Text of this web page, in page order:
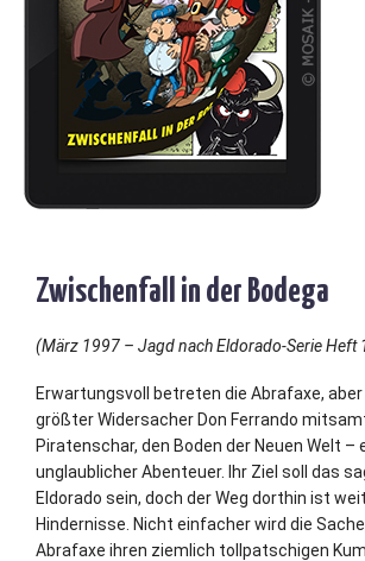
Zwischenfall in der Bodega
(März 1997 – Jagd nach Eldorado-Serie Heft
Erwartungsvoll betreten die Abrafaxe,
größter Widersacher Don Ferrando
Piratenschar, den Boden der Neuen Welt –
unglaublicher Abenteuer. Ihr Ziel soll das
Eldorado sein, doch der Weg dorthin ist
Hindernisse. Nicht einfacher wird die
Abrafaxe ihren ziemlich tollpatschigen